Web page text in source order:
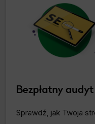
Bezpłatny
Sprawdź, jak Twoja